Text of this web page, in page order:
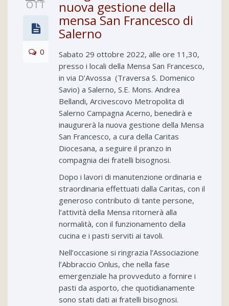
OTT
0
nuova gestione della
mensa San Francesco di
Salerno
Sabato 29 ottobre 2022, alle ore 11,30,
presso i locali della Mensa San Francesco,
in via D’Avossa (Traversa S. Domenico
Savio) a Salerno, S.E. Mons. Andrea
Bellandi, Arcivescovo Metropolita di
Salerno Campagna Acerno, benedirà e
inaugurerà la nuova gestione della Mensa
San Francesco, a cura della Caritas
Diocesana, a seguire il pranzo in
compagnia dei fratelli bisognosi.
Dopo i lavori di manutenzione ordinaria e
straordinaria effettuati dalla Caritas, con il
generoso contributo di tante persone,
l’attività della Mensa ritornerà alla
normalità, con il funzionamento della
cucina e i pasti serviti ai tavoli.
Nell’occasione si ringrazia l’Associazione
l’Abbraccio Onlus, che nella fase
emergenziale ha provveduto a fornire i
pasti da asporto, che quotidianamente
sono stati dati ai fratelli bisognosi.